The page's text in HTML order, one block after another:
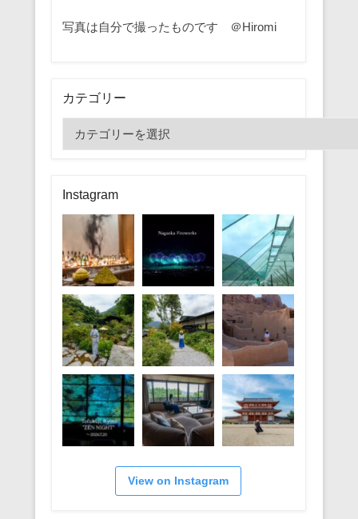
写真は自分で撮ったものです ＠Hiromi
カテゴリー
テ
リ
ー
Instagram
View on Instagram